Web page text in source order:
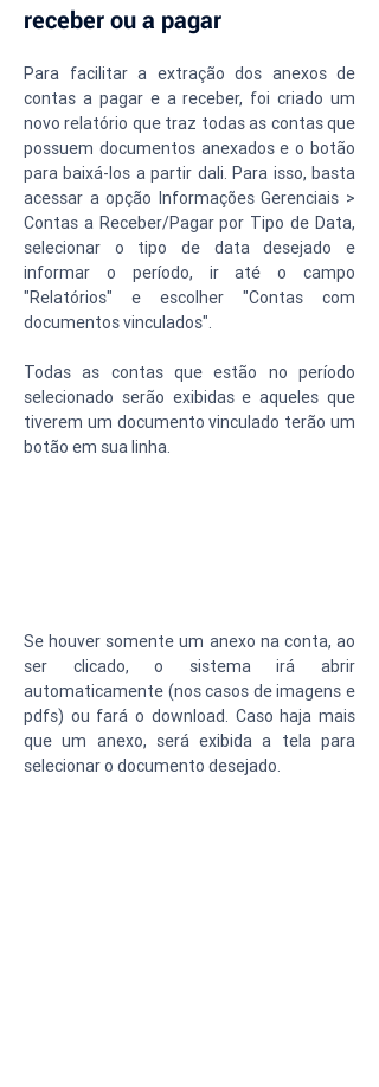
receber ou a pagar
Para facilitar a extração dos anexos de
contas a pagar e a receber, foi criado um
novo relatório que traz todas as contas que
possuem documentos anexados e o botão
para baixá-los a partir dali. Para isso, basta
acessar a opção Informações Gerenciais >
Contas a Receber/Pagar por Tipo de Data,
selecionar o tipo de data desejado e
informar o período, ir até o campo
"Relatórios" e escolher "Contas com
documentos vinculados".
Todas as contas que estão no período
selecionado serão exibidas e aqueles que
tiverem um documento vinculado terão um
botão em sua linha.
Se houver somente um anexo na conta, ao
ser clicado, o sistema irá abrir
automaticamente (nos casos de imagens e
pdfs) ou fará o download. Caso haja mais
que um anexo, será exibida a tela para
selecionar o documento desejado.